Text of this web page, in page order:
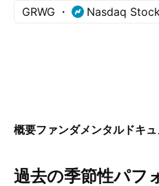
GRWG Nasdaq
概要ファンダメンタルドキュ
過去の季節性パフ